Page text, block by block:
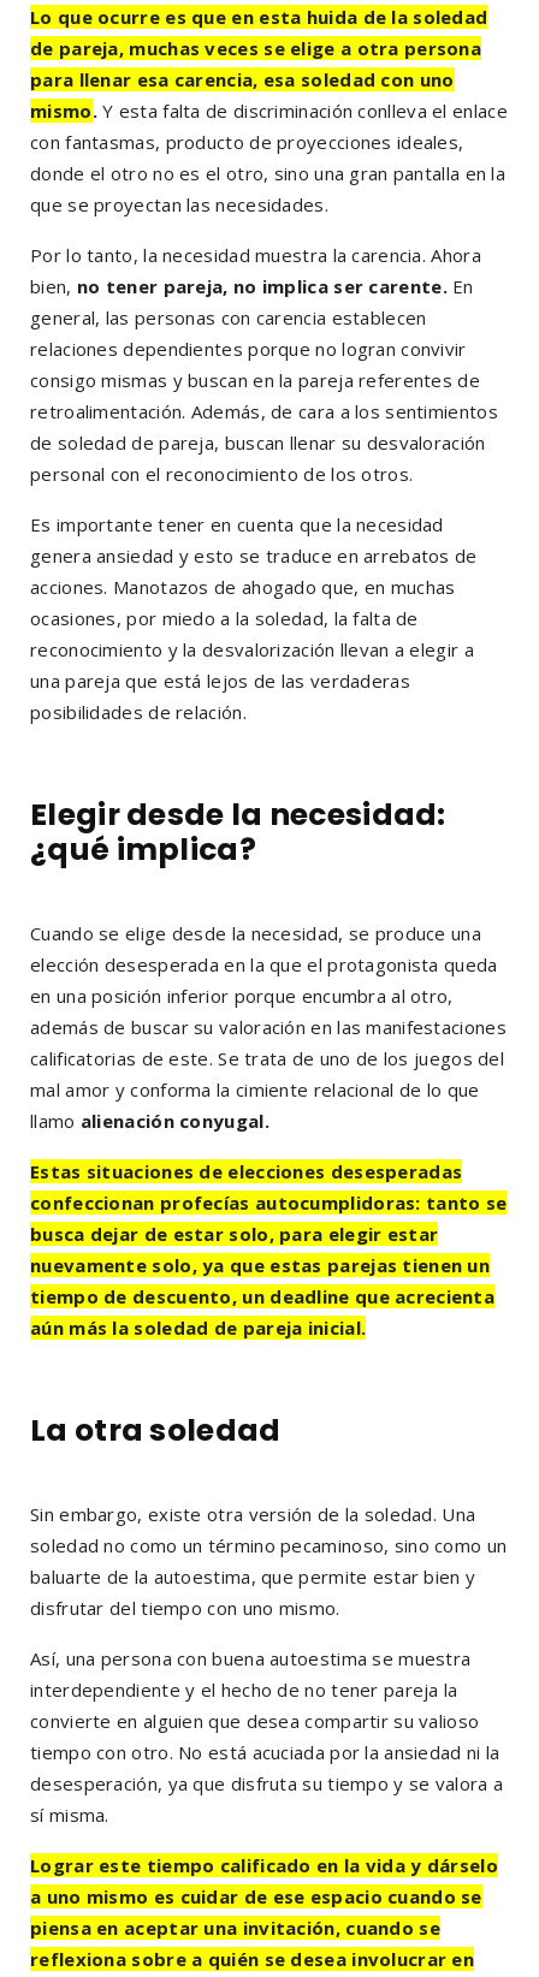
Lo que ocurre es que en esta huida de la soledad
de pareja, muchas veces se elige a otra persona
para llenar esa carencia, esa soledad con uno
mismo.Y esta falta de discriminación conlleva el enlace
con fantasmas, producto de proyecciones ideales,
donde el otro no es el otro, sino una gran pantalla en la
que se proyectan las necesidades.
Por lo tanto, la necesidad muestra la carencia. Ahora
bien, no tener pareja, no implica ser carente.En
general, las personas con carencia establecen
relaciones dependientes porque no logran convivir
consigo mismas y buscan en la pareja referentes de
retroalimentación. Además, de cara a los sentimientos
de soledad de pareja, buscan llenar su desvaloración
personal con el reconocimiento de los otros.
Es importante tener en cuenta que la necesidad
genera ansiedad y esto se traduce en arrebatos de
acciones. Manotazos de ahogado que, en muchas
ocasiones, por miedo a la soledad, la falta de
reconocimiento y la desvalorización llevan a elegir a
una pareja que está lejos de las verdaderas
posibilidades de relación.
Elegir desde la necesidad:
¿qué implica?
Cuando se elige desde la necesidad, se produce una
elección desesperada en la que el protagonista queda
en una posición inferior porque encumbra al otro,
además de buscar su valoración en las manifestaciones
calificatorias de este. Se trata de uno de los juegos del
mal amor y conforma la cimiente relacional de lo que
llamo alienación conyugal.
Estas situaciones de elecciones desesperadas
confeccionan profecías autocumplidoras: tanto se
busca dejar de estar solo, para elegir estar
nuevamente solo, ya que estas parejas tienen un
tiempo de descuento, un deadline que acrecienta
aún más la soledad de pareja inicial.
La otra soledad
Sin embargo, existe otra versión de la soledad. Una
soledad no como un término pecaminoso, sino como un
baluarte de la autoestima, que permite estar bien y
disfrutar del tiempo con uno mismo.
Así, una persona con buena autoestima se muestra
interdependiente y el hecho de no tener pareja la
convierte en alguien que desea compartir su valioso
tiempo con otro. No está acuciada por la ansiedad ni la
desesperación, ya que disfruta su tiempo y se valora a
sí misma.
Lograr este tiempo calificado en la vida y dárselo
a uno mismo es cuidar de ese espacio cuando se
piensa en aceptar una invitación, cuando se
reflexiona sobre a quién se desea involucrar en